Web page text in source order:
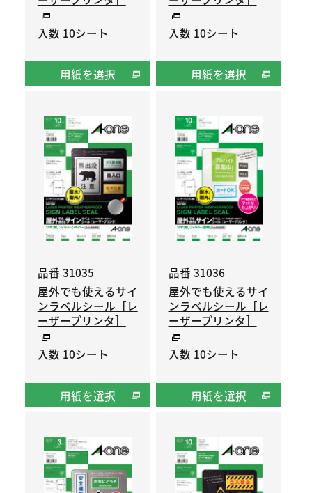
入数 10シート
用紙を選択
入数 10シート
用紙を選択
品番 31035
屋外でも使えるサイ
ンラベルシール［レ
ーザープリンタ］
入数 10シート
用紙を選択
品番 31036
屋外でも使えるサイ
ンラベルシール［レ
ーザープリンタ］
入数 10シート
用紙を選択